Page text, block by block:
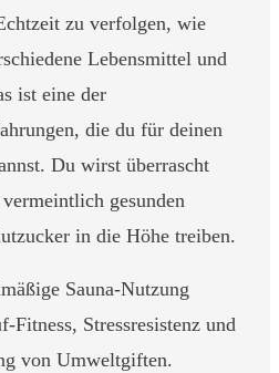
zu verfolgen, wie
Lebensmittel und
ist eine der
die du für deinen
Du wirst überrascht
gesunden
in die Höhe treiben.
Sauna-Nutzung
Fitness, Stressresistenz und
von Umweltgiften.